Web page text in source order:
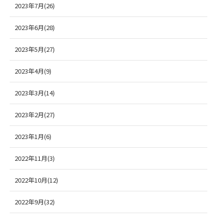
2023年7月(26)
2023年6月(28)
2023年5月(27)
2023年4月(9)
2023年3月(14)
2023年2月(27)
2023年1月(6)
2022年11月(3)
2022年10月(12)
2022年9月(32)